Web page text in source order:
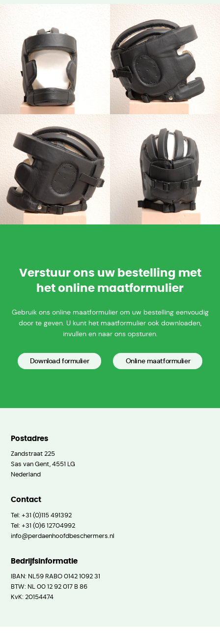
Verstuur ons uw bestelling met
het online maatformulier
Gebruik ons online maatformulier om uw bestelling eenvoudig
door te geven. U kunt het maatformulier ook downloaden,
invullen en naar ons opsturen.
Download formulier Online maatformulier
Postadres
Zandstraat 225
Sas van Gent, 4551 LG
Nederland
Contact
Tel:+31 (0)115 491392
Tel:+31 (0)6 12704992
info@perdaenhoofdbeschermers.nl
Bedrijfsinformatie
IBAN: NL59 RABO 0142 1092 31
BTW: NL 00 12 92 017 B 86
KvK: 20154474